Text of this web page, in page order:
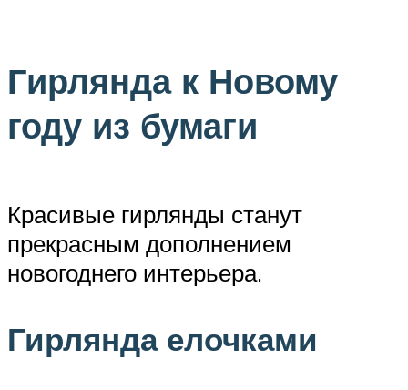
Гирлянда к Новому
году из бумаги
Красивые гирлянды станут
прекрасным дополнением
новогоднего интерьера.
Гирлянда елочками